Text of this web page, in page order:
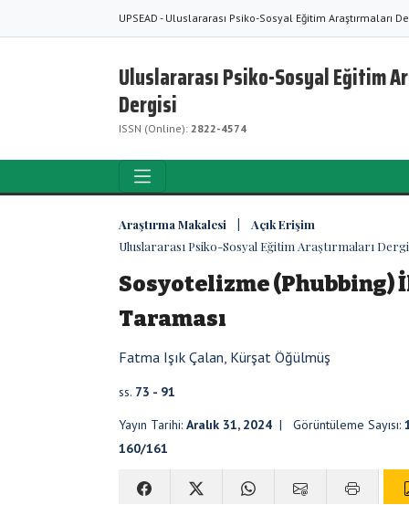
UPSEAD - Uluslararası Psiko-Sosyal Eğitim Araştırmaları
Uluslararası Psiko-Sosyal Eğitim
Dergisi
ISSN (Online): 2822-4574
Araştırma Makalesi | Açık Erişim
Uluslararası Psiko-Sosyal Eğitim Araştırmaları
Sosyotelizme (Phubbing)
Taraması
Fatma Işık Çalan, Kürşat Öğülmüş
ss. 73 - 91
Yayın Tarihi: Aralık 31, 2024 | Görüntüleme Sayısı:
160/161